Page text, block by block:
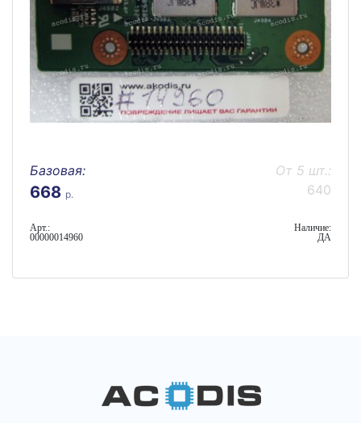
Базовая:
668 р.
От 5 шт.:
640
Арт.:
00000014960
Наличие:
ДА